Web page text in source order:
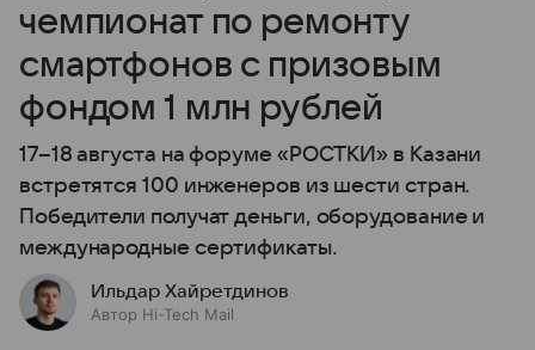
чемпионат по ремонту
смартфонов с призовым
фондом 1 млн рублей
17–18 августа на форуме «РОСТКИ» в Казани
встретятся 100 инженеров из шести стран.
Победители получат деньги, оборудование и
международные сертификаты.
Ильдар Хайретдинов
Автор Hi-Tech Mail